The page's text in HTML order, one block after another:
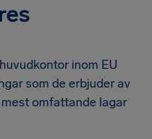
inom EU
som de erbjuder av
mest omfattande lagar